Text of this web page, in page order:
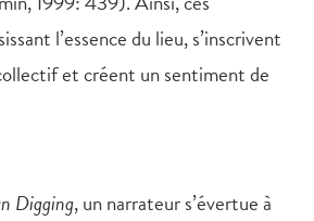
l’essence du lieu, s’inscrivent
et créent un sentiment de
Digging, un narrateur s’évertue à